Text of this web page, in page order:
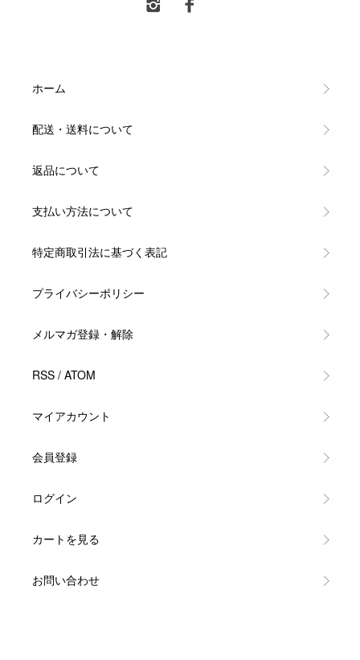
ホーム
配送・送料について
返品について
支払い方法について
特定商取引法に基づく表記
プライバシーポリシー
メルマガ登録・解除
RSS / ATOM
マイアカウント
会員登録
ログイン
カートを見る
お問い合わせ